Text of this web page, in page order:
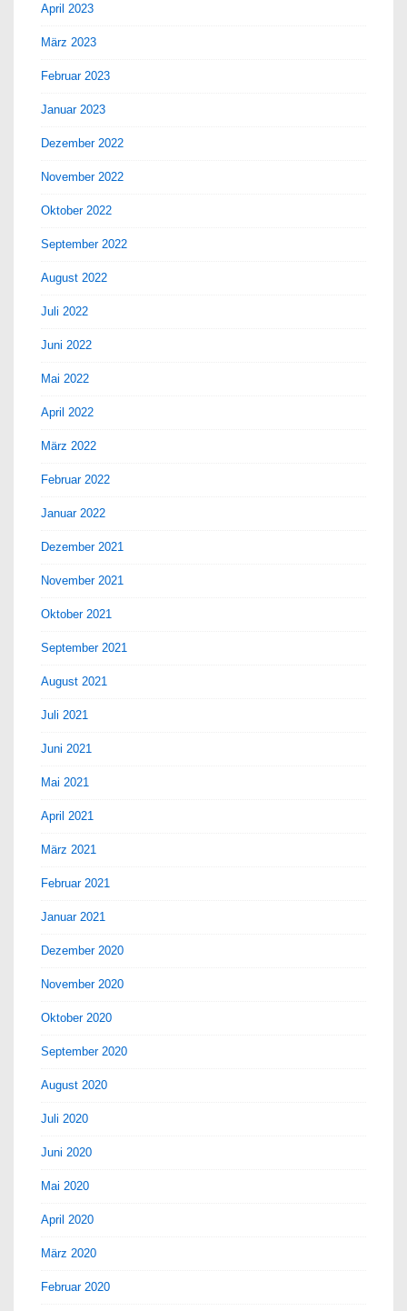
April 2023
März 2023
Februar 2023
Januar 2023
Dezember 2022
November 2022
Oktober 2022
September 2022
August 2022
Juli 2022
Juni 2022
Mai 2022
April 2022
März 2022
Februar 2022
Januar 2022
Dezember 2021
November 2021
Oktober 2021
September 2021
August 2021
Juli 2021
Juni 2021
Mai 2021
April 2021
März 2021
Februar 2021
Januar 2021
Dezember 2020
November 2020
Oktober 2020
September 2020
August 2020
Juli 2020
Juni 2020
Mai 2020
April 2020
März 2020
Februar 2020